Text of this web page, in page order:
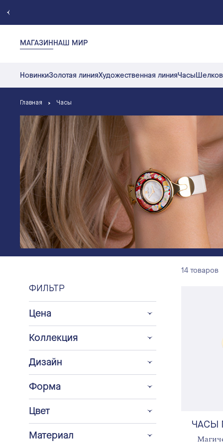
МАГАЗИННАШ МИР
НовинкиЗолотая линияХудожественная линияЧасы
Главная Часы
ФИЛЬТР
Цена
Коллекция
Дизайн
Форма
Цвет
Материал
ЧАСЫ
14 товаров